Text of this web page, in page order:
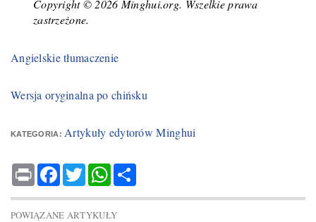
Copyright © 2026 Minghui.org. Wszelkie prawa
zastrzeżone.
Angielskie tłumaczenie
Wersja oryginalna po chińsku
KATEGORIA: Artykuły edytorów Minghui
Print Facebook
TwitterWhatsApp
POWIĄZANE ARTYKUŁY